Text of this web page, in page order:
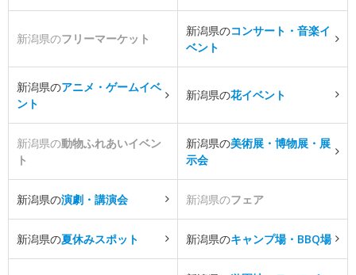
新潟県のフリーマーケット
新潟県のコンサート・音楽イ
ベント
新潟県のアニメ・ゲームイベ
ント
新潟県の花イベント
新潟県の動物ふれあいイベン
ト
新潟県の美術展・博物展・展
示会
新潟県の演劇・講演会 新潟県のフェア
新潟県の夏休みスポット 新潟県のキャンプ場・BBQ場